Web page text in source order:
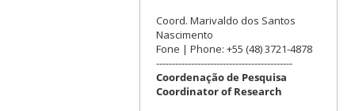
Coord. Marivaldo dos Santos
Nascimento
Fone | Phone: +55 (48) 3721-4878
-------------------------------------------
Coordenação de Pesquisa
Coordinator of Research